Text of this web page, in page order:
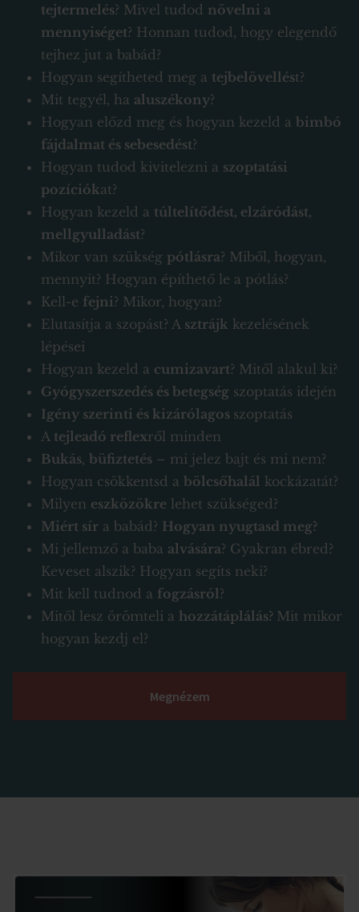
tejtermelés? Mivel tudod növelni a
mennyiséget? Honnan tudod, hogy elegendő
tejhez jut a babád?
Hogyan segítheted meg a tejbelövellést?
Mit tegyél, ha aluszékony?
Hogyan előzd meg és hogyan kezeld a bimbó
fájdalmat és sebesedést?
Hogyan tudod kivitelezni a szoptatási
pozíciókat?
Hogyan kezeld a túltelítődést, elzáródást,
mellgyulladást?
Mikor van szükség pótlásra? Miből, hogyan,
mennyit? Hogyan építhető le a pótlás?
Kell-e fejni? Mikor, hogyan?
Elutasítja a szopást? A sztrájk kezelésének
lépései
Hogyan kezeld a cumizavart? Mitől alakul ki?
Gyógyszerszedés és betegség szoptatás idején
Igény szerinti és kizárólagos szoptatás
A tejleadó reflexről minden
Bukás, büfiztetés – mi jelez bajt és mi nem?
Hogyan csökkentsd a bölcsőhalál kockázatát?
Milyen eszközökre lehet szükséged?
Miért sír a babád? Hogyan nyugtasd meg?
Mi jellemző a baba alvására? Gyakran ébred?
Keveset alszik? Hogyan segíts neki?
Mit kell tudnod a fogzásról?
Mitől lesz örömteli a hozzátáplálás? Mit mikor
hogyan kezdj el?
Megnézem